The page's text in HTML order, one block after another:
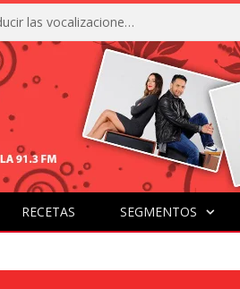
La IA está acercándonos a comprender y traducir las vocalizaciones y comportamientos de nuestras mascotas
RECETAS SEGMENTOS